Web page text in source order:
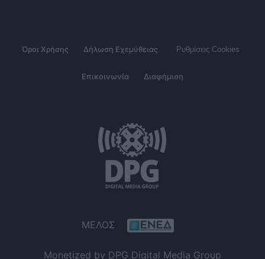
Όροι Χρήσης Δήλωση Εχεμύθειας Ρυθμίσεις Cookies
Επικοινωνία Διαφήμιση
ΜΕΛΟΣ
Monetized by DPG Digital Media Group